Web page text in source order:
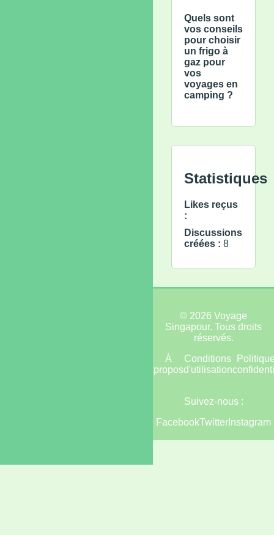
Quels sont
vos conseils
pour choisir
un frigo à
gaz pour
vos
voyages en
camping ?
Statistiques
Likes reçus
:
Discussions
créées : 8
© 2026 Voyage
Singapour. Tous droits
réservés.
À
propos
Conditions
d'utilisation
Suivez-nous :
FacebookTwitter Instagram